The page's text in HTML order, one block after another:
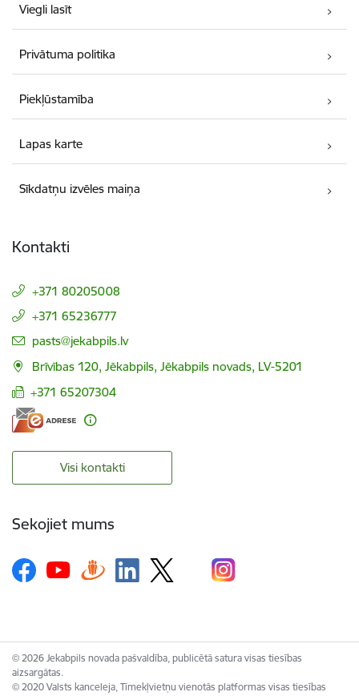
Viegli lasīt
Privātuma politika
Piekļūstamība
Lapas karte
Sīkdatņu izvēles maiņa
Kontakti
+371 80205008
+371 65236777
E-pasts:
pasts@jekabpils.lv
Brīvības 120, Jēkabpils, Jēkabpils novads, LV-5201
+371 65207304
Visi kontakti
Sekojiet mums
© 2026 Jekabpils novada pašvaldība, publicētā satura visas tiesības
aizsargātas.
© 2020 Valsts kanceleja, Tīmekļvietņu vienotās platformas visas tiesības